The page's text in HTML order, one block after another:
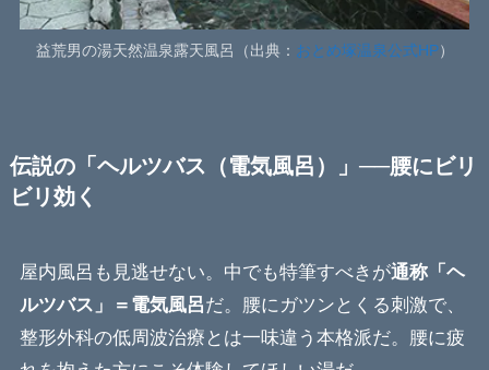
益荒男の湯天然温泉露天風呂（出典： おとめ塚温泉公式HP）
伝説の「ヘルツバス（電気風呂）」──腰にビリ
ビリ効く
屋内風呂も見逃せない。中でも特筆すべきが通称「ヘ
ルツバス」＝電気風呂だ。腰にガツンとくる刺激で、
整形外科の低周波治療とは一味違う本格派だ。腰に疲